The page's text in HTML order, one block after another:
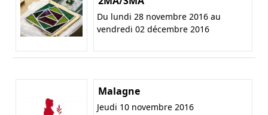
Du lundi 28 novembre 2016 au
vendredi 02 décembre 2016
Malagne
Jeudi 10 novembre 2016